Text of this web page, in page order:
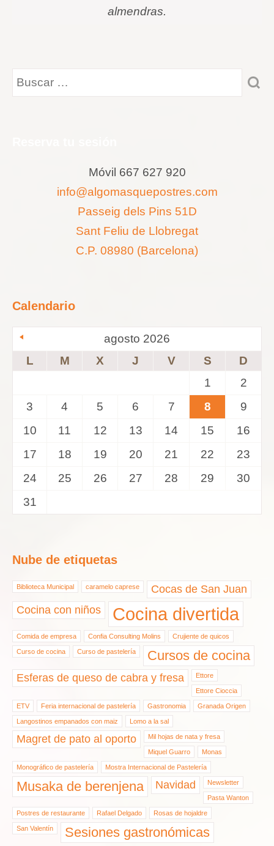
almendras.
Móvil 667 627 920
info@algomasquepostres.com
Passeig dels Pins 51D
Sant Feliu de Llobregat
C.P. 08980 (Barcelona)
Calendario
agosto 2026
L
M X J V S
D
1
2
3
4 5 6 7 8
9
10
11 12 13 14 15
16
17
18 19 20 21 22
23
24
25 26 27 28 29
30
31
Nube de etiquetas
Biblioteca Municipal caramelo caprese
Cocas de San Juan
Cocina con niños
Cocina divertida
Comida de empresa Confia Consulting Molins Crujiente de quicos
Curso de cocina Curso de pastelería Cursos de cocina
Esferas de queso de cabra y fresa Ettore
Ettore Cioccia
ETV Feria internacional de pastelería Gastronomia Granada Origen
Langostinos empanados con maiz Lomo a la sal
Magret de pato al oporto Mil hojas de nata y fresa
Miquel Guarro Monas
Monográfico de pastelería Mostra Internacional de Pastelería
Musaka de berenjena Navidad Newsletter
Pasta Wanton
Postres de restaurante Rafael Delgado Rosas de hojaldre
San Valentín Sesiones gastronómicas